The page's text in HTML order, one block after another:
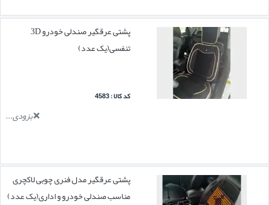
پشتی عرقگیر صندلی خودرو 3D
تنفسی(یک عدد)
کد کالا : 4583
بزودی...
پشتی عرقگیر مدل فنری چوبی لاکچری
مناسب صندلی خودرو و اداری(یک عدد)